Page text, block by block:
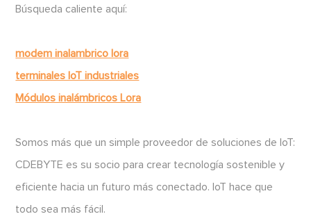
Búsqueda caliente aquí:
modem inalambrico lora
terminales IoT industriales
Módulos inalámbricos Lora
Somos más que un simple proveedor de soluciones de IoT:
CDEBYTE es su socio para crear tecnología sostenible y
eficiente hacia un futuro más conectado. IoT hace que
todo sea más fácil.